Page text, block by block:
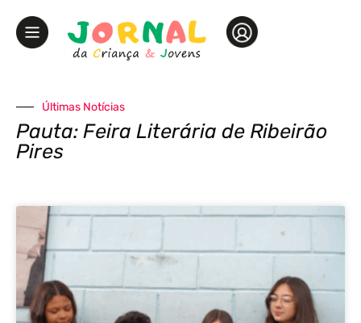
Últimas Notícias
Pauta: Feira Literária de Ribeirão
Pires